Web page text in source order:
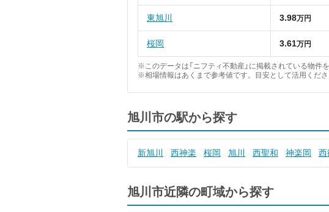
東旭川 3.98万円
桜岡 3.61万円
※このデータは「ニフティ不動産」に掲載されている物
※相場情報はあくまで参考値です。目安として活用くださ
旭川市の駅から探す
新旭川 西神楽 桜岡 旭川 西聖和 神楽岡 西
旭川市近隣の町域から探す